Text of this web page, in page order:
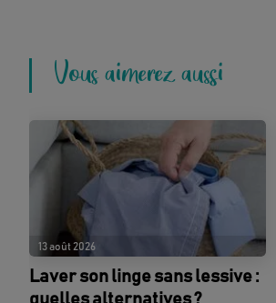
Vous aimerez aussi
13 août 2026
Laver son linge sans lessive :